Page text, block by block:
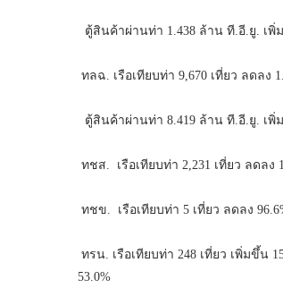
ตู้สินค้าผ่านท่า 1.438 ล้าน ที.อี.ยู. เพิ่
ทลฉ. เรือเทียบท่า 9,670 เที่ยว ลดลง
ตู้สินค้าผ่านท่า 8.419 ล้าน ที.อี.ยู. เพิ่
ทชส. เรือเทียบท่า 2,231 เที่ยว ลดลง
ทชข. เรือเทียบท่า 5 เที่ยว ลดลง
ทรน. เรือเทียบท่า 248 เที่ยว เพิ่ม
53.0%